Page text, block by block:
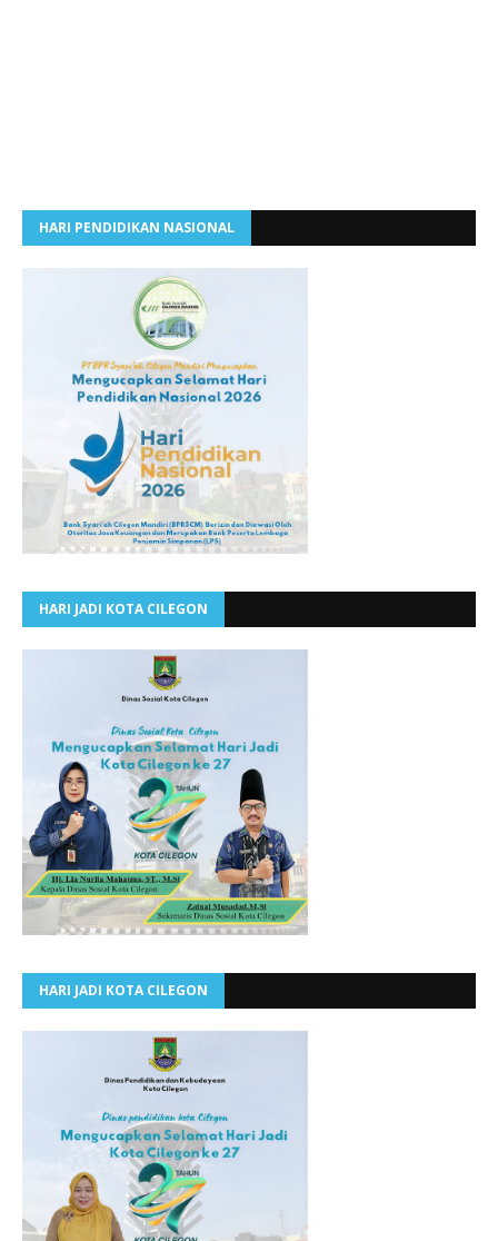
HARI PENDIDIKAN NASIONAL
HARI JADI KOTA CILEGON
HARI JADI KOTA CILEGON